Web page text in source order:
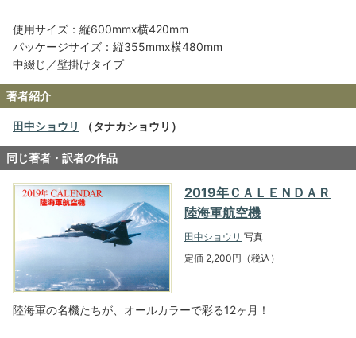
使用サイズ：縦600mmx横420mm
パッケージサイズ：縦355mmx横480mm
中綴じ／壁掛けタイプ
著者紹介
田中ショウリ （タナカショウリ）
同じ著者・訳者の作品
2019年ＣＡＬＥＮＤＡＲ
陸海軍航空機
田中ショウリ 写真
定価 2,200円（税込）
陸海軍の名機たちが、オールカラーで彩る12ヶ月！